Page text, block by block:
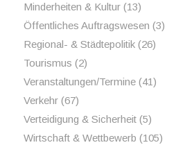
Minderheiten & Kultur(13)
Öffentliches Auftragswesen (3)
Regional- & Städtepolitik(26)
Tourismus (2)
Veranstaltungen/Termine(41)
Verkehr(67)
Verteidigung & Sicherheit(5)
Wirtschaft & Wettbewerb (105)